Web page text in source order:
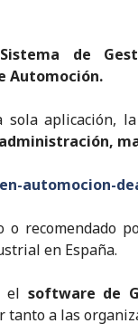
de
Automoción.
aplicación,
automocion-
o recomendado
en España.
el software de
tanto a las